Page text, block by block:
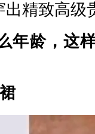
精致高级
年龄，这